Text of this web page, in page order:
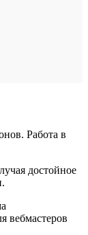
Работа в
достойное
вебмастеров